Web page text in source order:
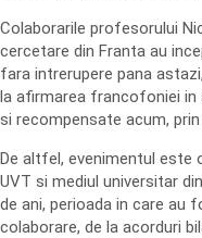
Colaborarile profesorului
cercetare din Franta au
fara intrerupere pana
la afirmarea francofoniei
si recompensate acum,
De altfel, evenimentul este
UVT si mediul universitar
de ani, perioada in care
colaborare, de la acorduri